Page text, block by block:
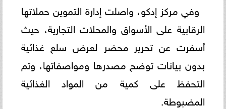
وفي مركز إدكو، واصلت إدارة التموين حملاتها
الرقابية على الأسواق والمحلات التجارية، حيث
أسفرت عن تحرير محضر لعرض سلع غذائية
بدون بيانات توضح مصدرها ومواصفاتها، وتم
التحفظ على كمية من المواد الغذائية
المضبوطة.